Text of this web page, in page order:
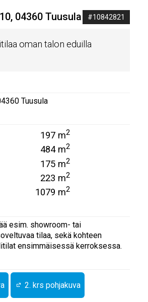
04360 Tuusula #10842821
oman talon eduilla
Tuusula
197 m2
484 m2
175 m2
223 m2
1079 m2
esim. showroom- tai
tilaa, sekä kohteen
ensimmäisessä kerroksessa.
2. krs pohjakuva